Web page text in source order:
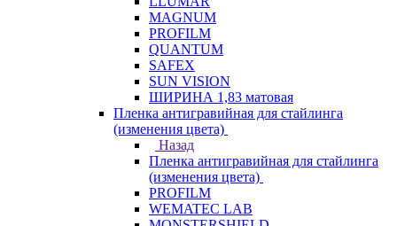
MAGNUM
PROFILM
QUANTUM
SAFEX
SUN VISION
ШИРИНА 1,83 матовая
Пленка антигравийная для стайлинга
(изменения цвета)
Назад
Пленка антигравийная для стайлинга
(изменения цвета)
PROFILM
WEMATEC LAB